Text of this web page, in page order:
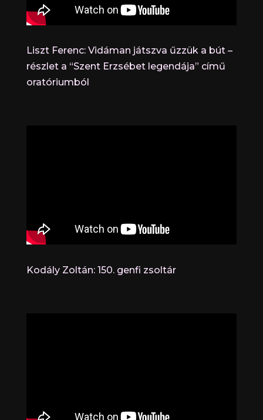
Liszt Ferenc: Vidáman játszva űzzük a bút –
részlet a “Szent Erzsébet legendája” című
oratóriumból
Kodály Zoltán: 150. genfi zsoltár